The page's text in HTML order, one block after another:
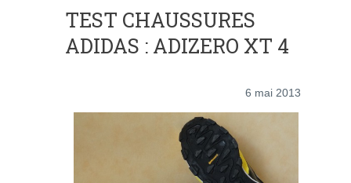
TEST CHAUSSURES
ADIDAS : ADIZERO XT 4
6 mai 2013